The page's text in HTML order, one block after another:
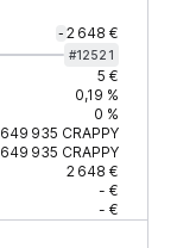
- 2 648 €
#12521
5 €
0,19 %
0 %
649 935 CRAPPY
649 935 CRAPPY
2 648 €
- €
- €